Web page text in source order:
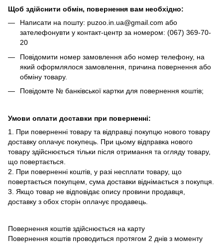
Щоб здійснити обмін, повернення вам необхідно:
Написати на пошту: puzoo.in.ua@gmail.com або
зателефонувти у контакт-центр за номером: (067) 369-70-
20
Повідомити номер замовлення або номер телефону, на
який оформлялося замовлення, причина повернення або
обміну товару.
Повідомте № банківської картки для повернення коштів;
Умови оплати доставки при поверненні:
1. При поверненні товару та відправці покупцю нового товару
доставку оплачує покупець. При цьому відправка нового
товару здійснюється тільки після отримання та огляду товару,
що повертається.
2. При поверненні коштів, у разі несплати товару, що
повертається покупцем, сума доставки віднімається з покупця.
3. Якщо товар не відповідає опису провини продавця,
доставку з обох сторін оплачує продавець.
Повернення коштів здійснюється на карту
Повернення коштів проводиться протягом 2 днів з моменту